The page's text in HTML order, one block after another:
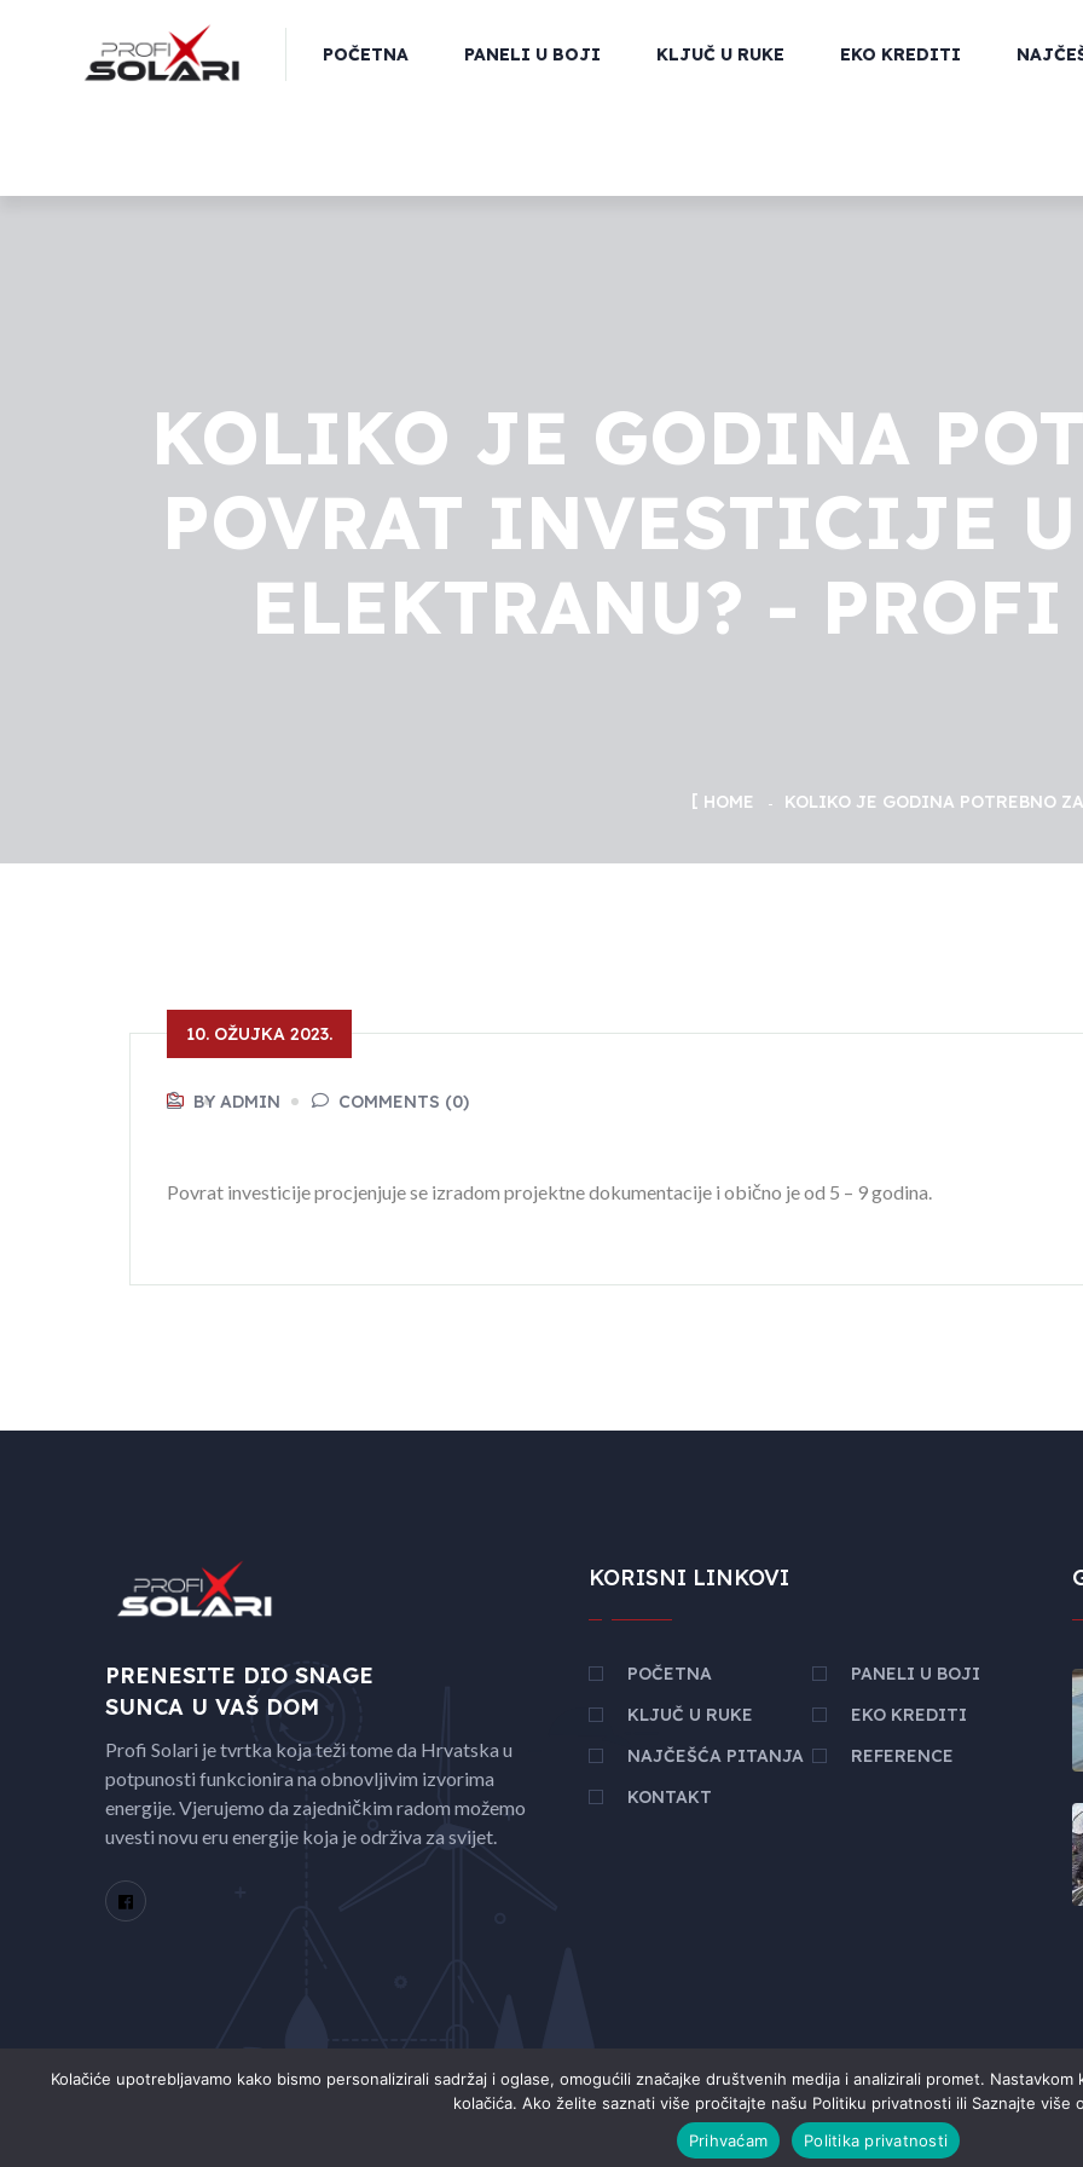
POČETNA PANELI U BOJI KLJUČ U RUKE EKO KREDITI
KOLIKO JE GODINA
POVRAT INVESTICIJE
ELEKTRANU? -
HOME KOLIKO JE GODINA POTREBNO
10. OŽUJKA 2023.
BY ADMIN COMMENTS (0)
Povrat investicije procjenjuje se izradom projektne dokumentacije i obično je od 5 – 9 godina.
PRENESITE DIO SNAGE
SUNCA U VAŠ DOM
Profi Solari je tvrtka koja teži tome da Hrvatska u
potpunosti funkcionira na obnovljivim izvorima
energije. Vjerujemo da zajedničkim radom možemo
uvesti novu eru energije koja je održiva za svijet.
KORISNI LINKOVI
POČETNA
PANELI U BOJI
KLJUČ U RUKE
EKO KREDITI
NAJČEŠĆA PITANJA
REFERENCE
KONTAKT
. All Rights Reserved.
Kolačiće upotrebljavamo kako bismo personalizirali sadržaj i oglase, omogućili značajke društvenih medija i analizirali promet.
kolačića. Ako želite saznati više pročitajte našu Politiku privatnosti ili Saznajte više
Prihvaćam
Politika privatnosti